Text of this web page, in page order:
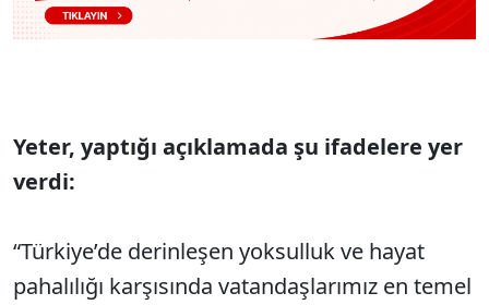
Yeter, yaptığı açıklamada şu ifadelere yer
verdi:
“Türkiye’de derinleşen yoksulluk ve hayat
pahalılığı karşısında vatandaşlarımız en temel